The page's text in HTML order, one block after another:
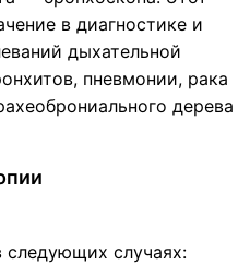
в диагностике и
дыхательной
пневмонии, рака
дерева
следующих случаях: